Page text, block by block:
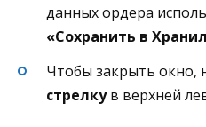
данных ордера
«Сохранить в
Чтобы закрыть окно,
стрелкув верхней